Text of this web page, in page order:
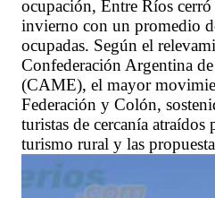
ocupación, Entre Ríos cerró
invierno con un promedio
ocupadas. Según el
Confederación Argentina
(CAME), el mayor
Federación y Colón,
turistas de cercanía atraídos
turismo rural y las